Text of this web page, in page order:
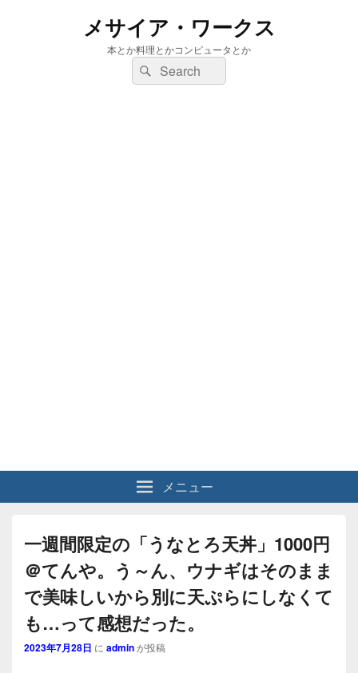
メサイア・ワークス
本とか料理とかコンピュータとか
検
索:
検
索
メニュー
一週間限定の「うなとろ天丼」1000円
＠てんや。う～ん、ウナギはそのまま
で美味しいから別に天ぷらにしなくて
も…って感想だった。
2023年7月28日 に adminが投稿